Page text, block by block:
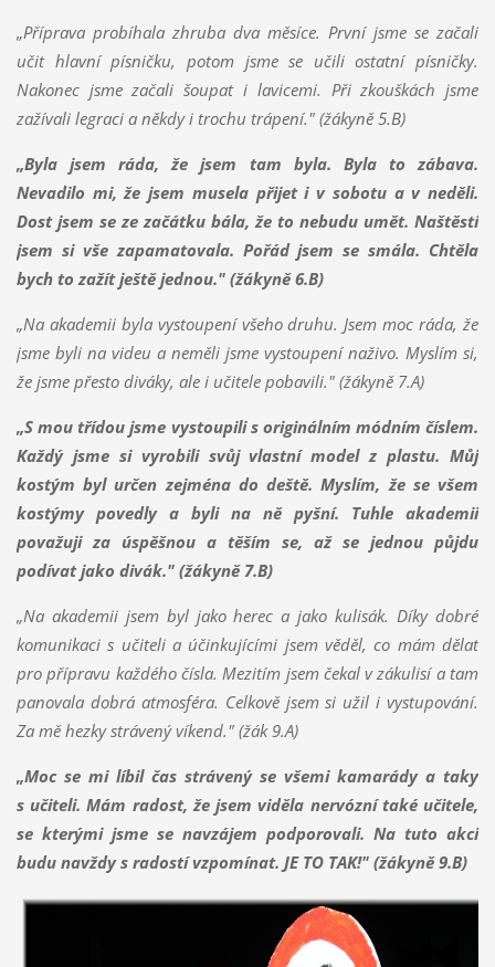
„Příprava probíhala zhruba dva měsíce. První jsme se začali
učit hlavní písničku, potom jsme se učili ostatní písničky.
Nakonec jsme začali šoupat i lavicemi. Při zkouškách jsme
zažívali legraci a někdy i trochu trápení." (žákyně 5.B)
„Byla jsem ráda, že jsem tam byla. Byla to zábava.
Nevadilo mi, že jsem musela přijet i v sobotu a v neděli.
Dost jsem se ze začátku bála, že to nebudu umět. Naštěstí
jsem si vše zapamatovala. Pořád jsem se smála. Chtěla
bych to zažít ještě jednou." (žákyně 6.B)
„Na akademii byla vystoupení všeho druhu. Jsem moc ráda, že
jsme byli na videu a neměli jsme vystoupení naživo. Myslím si,
že jsme přesto diváky, ale i učitele pobavili." (žákyně 7.A)
„S mou třídou jsme vystoupili s originálním módním číslem.
Každý jsme si vyrobili svůj vlastní model z plastu. Můj
kostým byl určen zejména do deště. Myslím, že se všem
kostýmy povedly a byli na ně pyšní. Tuhle akademii
považuji za úspěšnou a těším se, až se jednou půjdu
podívat jako divák." (žákyně 7.B)
„Na akademii jsem byl jako herec a jako kulisák. Díky dobré
komunikaci s učiteli a účinkujícími jsem věděl, co mám dělat
pro přípravu každého čísla. Mezitím jsem čekal v zákulisí a tam
panovala dobrá atmosféra. Celkově jsem si užil i vystupování.
Za mě hezky strávený víkend." (žák 9.A)
„Moc se mi líbil čas strávený se všemi kamarády a taky
s učiteli. Mám radost, že jsem viděla nervózní také učitele,
se kterými jsme se navzájem podporovali. Na tuto akci
budu navždy s radostí vzpomínat. JE TO TAK!" (žákyně 9.B)